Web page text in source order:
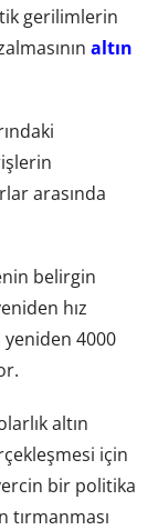
gerilimlerin
altın
arasında
belirgin
hız
yeniden 4000
altın
için
bir politika
tırmanması